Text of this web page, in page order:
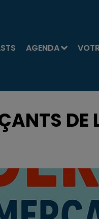
AGENDA
DE